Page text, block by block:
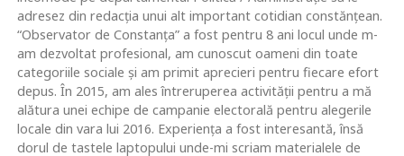
adresez din redacția unui alt important cotidian constănțean.
“Observator de Constanța” a fost pentru 8 ani locul unde m-
am dezvoltat profesional, am cunoscut oameni din toate
categoriile sociale și am primit aprecieri pentru fiecare efort
depus. În 2015, am ales întreruperea activității pentru a mă
alătura unei echipe de campanie electorală pentru alegerile
locale din vara lui 2016. Experiența a fost interesantă, însă
dorul de tastele laptopului unde-mi scriam materialele de